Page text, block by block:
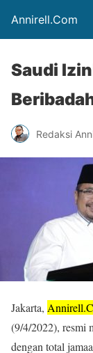
Annirell.Com
Saudi
Redaksi
Jakarta, Annirell.
(9/4/2022), resmi
dengan total